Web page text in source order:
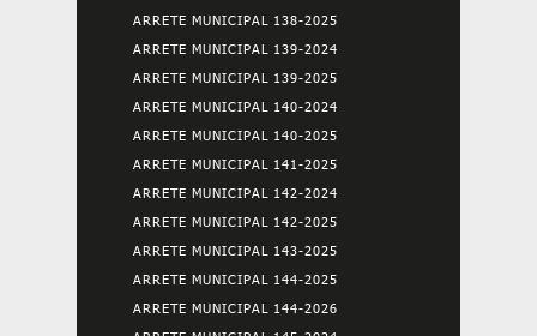
ARRETE MUNICIPAL 138-2025
ARRETE MUNICIPAL 139-2024
ARRETE MUNICIPAL 139-2025
ARRETE MUNICIPAL 140-2024
ARRETE MUNICIPAL 140-2025
ARRETE MUNICIPAL 141-2025
ARRETE MUNICIPAL 142-2024
ARRETE MUNICIPAL 142-2025
ARRETE MUNICIPAL 143-2025
ARRETE MUNICIPAL 144-2025
ARRETE MUNICIPAL 144-2026